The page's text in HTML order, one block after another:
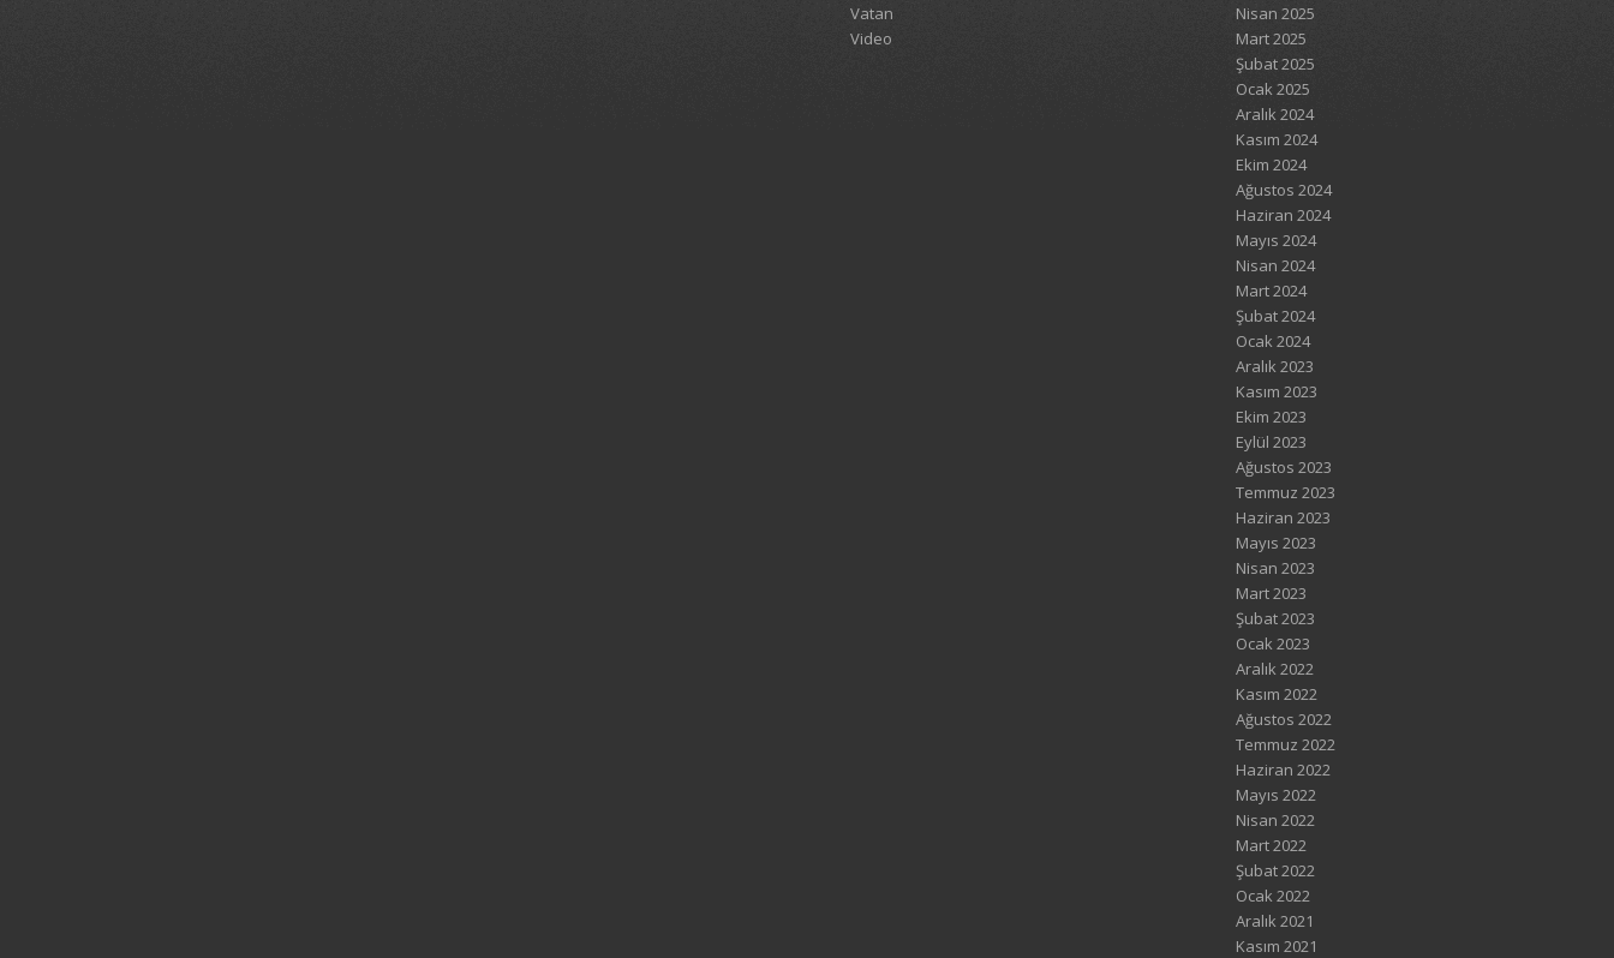
Vatan
Video
Nisan 2025
Mart 2025
Şubat 2025
Ocak 2025
Aralık 2024
Kasım 2024
Ekim 2024
Ağustos 2024
Haziran 2024
Mayıs 2024
Nisan 2024
Mart 2024
Şubat 2024
Ocak 2024
Aralık 2023
Kasım 2023
Ekim 2023
Eylül 2023
Ağustos 2023
Temmuz 2023
Haziran 2023
Mayıs 2023
Nisan 2023
Mart 2023
Şubat 2023
Ocak 2023
Aralık 2022
Kasım 2022
Ağustos 2022
Temmuz 2022
Haziran 2022
Mayıs 2022
Nisan 2022
Mart 2022
Şubat 2022
Ocak 2022
Aralık 2021
Kasım 2021